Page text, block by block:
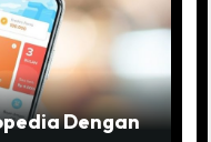
Dengan